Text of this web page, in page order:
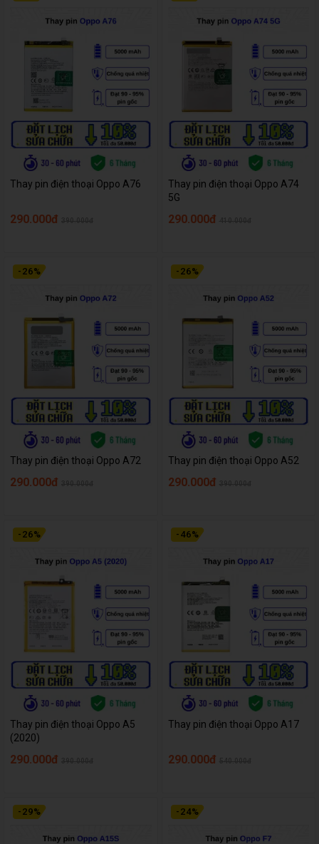
Thay pin điện thoại Oppo A76
290.000đ
Thay pin điện thoại Oppo A74
5G
290.000đ
- 26%
Thay pin điện thoại Oppo A72
290.000đ
- 26%
Thay pin điện thoại Oppo A52
290.000đ
- 26%
Thay pin điện thoại Oppo A5
(2020)
290.000đ
- 46%
Thay pin điện thoại Oppo A17
290.000đ
- 29% - 24%